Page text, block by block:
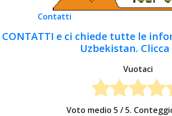
Contatti
CONTATTI e ci chiede tutte le
Uzbekistan.
Vuotaci
Voto medio 5 / 5.